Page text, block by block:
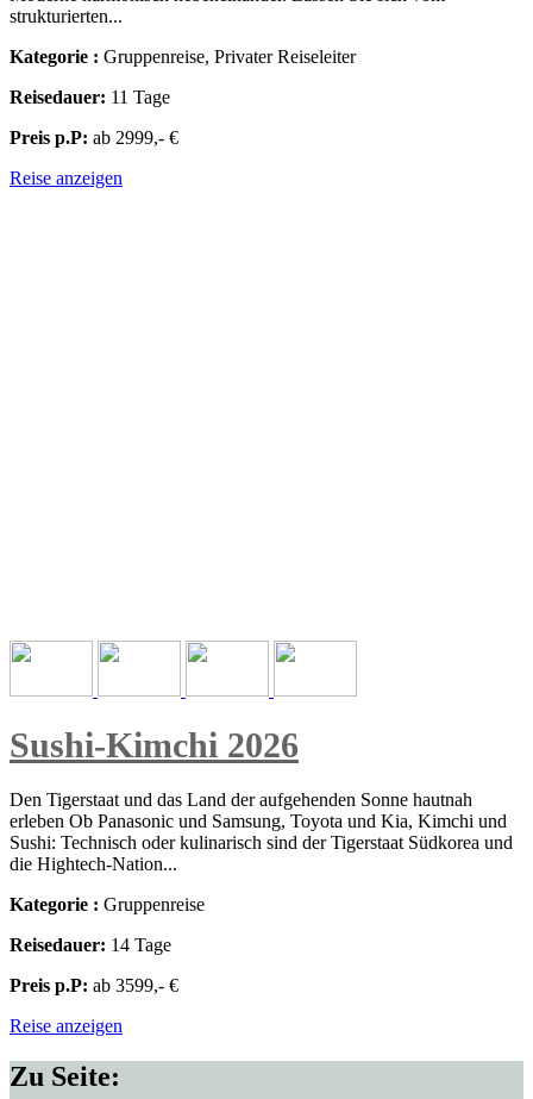
strukturierten...
Kategorie : Gruppenreise, Privater Reiseleiter
Reisedauer: 11 Tage
Preis p.P: ab 2999,- €
Reise anzeigen
Sushi-Kimchi 2026
Den Tigerstaat und das Land der aufgehenden Sonne hautnah
erleben Ob Panasonic und Samsung, Toyota und Kia, Kimchi und
Sushi: Technisch oder kulinarisch sind der Tigerstaat Südkorea und
die Hightech-Nation...
Kategorie : Gruppenreise
Reisedauer: 14 Tage
Preis p.P: ab 3599,- €
Reise anzeigen
Zu Seite: